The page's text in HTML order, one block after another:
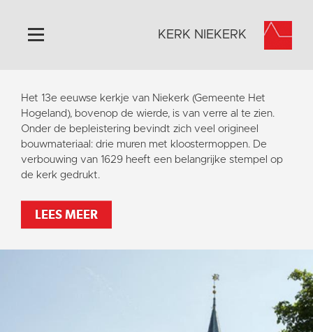
Home
Algemeen
Historie
Omgeving
Activiteiten
Steun ons
Contact
Vaktaal
KERK NIEKERK
Het 13e eeuwse kerkje van Niekerk (Gemeente Het
Hogeland), bovenop de wierde, is van verre al te zien.
Onder de bepleistering bevindt zich veel origineel
bouwmateriaal: drie muren met kloostermoppen. De
verbouwing van 1629 heeft een belangrijke stempel op
de kerk gedrukt.
LEES MEER